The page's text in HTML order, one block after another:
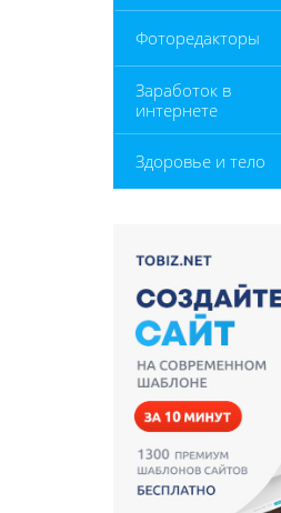
Фоторедакторы
Заработок в
интернете
Здоровье и тело